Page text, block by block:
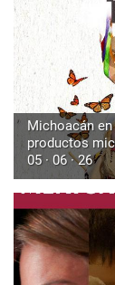
Michoacán
productos
05 · 06 · 26